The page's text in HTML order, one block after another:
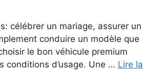
célébrer un mariage, assurer un
conduire un modèle que
le bon véhicule premium
conditions d’usage. Une … Lire la